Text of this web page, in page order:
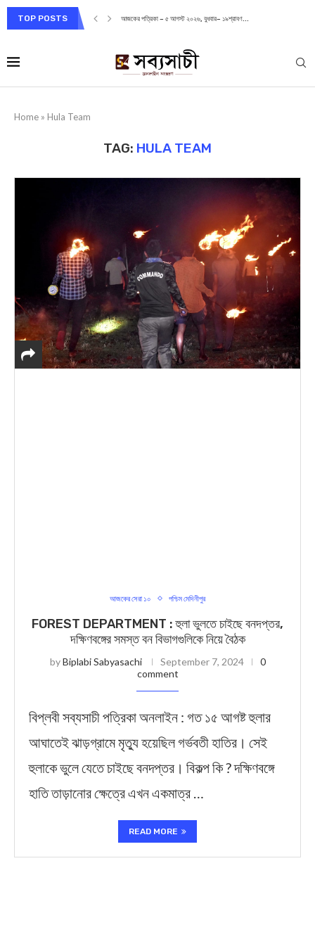
TOP POSTS
১৯শ্রাবণ... আজকের পত্রিকা – ৪ আগস্ট ২০২৬, মঙ্গলবার–
Home » Hula Team
TAG: HULA TEAM
আজকের সেরা ১০ পশ্চিম মেদিনীপুর
FOREST DEPARTMENT : হুলা ভুলতে চাইছে বনদপ্তর,
দক্ষিণবঙ্গের সমস্ত বন বিভাগগুলিকে নিয়ে বৈঠক
byBiplabi Sabyasachi September 7, 2024
0
comment
বিপ্লবী সব্যসাচী পত্রিকা অনলাইন : গত ১৫ আগষ্ট হুলার
আঘাতেই ঝাড়গ্রামে মৃত্যু হয়েছিল গর্ভবতী হাতির। সেই
হুলাকে ভুলে যেতে চাইছে বনদপ্তর। বিকল্প কি ? দক্ষিণবঙ্গে
হাতি তাড়ানোর ক্ষেত্রে এখন একমাত্র …
READ MORE